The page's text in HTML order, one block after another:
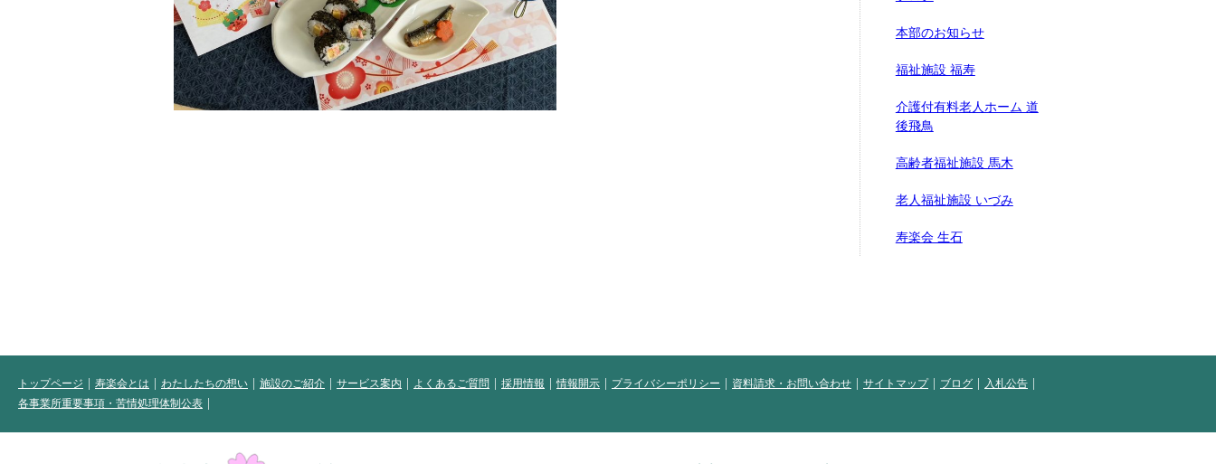
本部のお知らせ
福祉施設 福寿
介護付有料老人ホーム 道
後飛鳥
高齢者福祉施設 馬木
老人福祉施設 いづみ
寿楽会 生石
トップページ 寿楽会とは わたしたちの想い 施設のご紹介 サービス案内 よくあるご質問 採用情報 情報開示 プライバシーポリシー 資料請求・お問い合わせ サイトマップ ブログ
入札公告
各事業所重要事項・苦情処理体制公表